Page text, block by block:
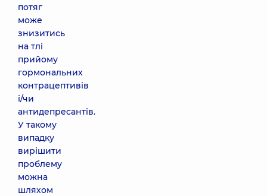
потяг
може
знизитись
на тлі
прийому
гормональних
контрацептивів
і/чи
антидепресантів.
У такому
випадку
вирішити
проблему
можна
шляхом